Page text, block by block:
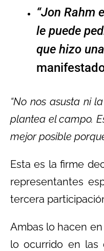
“Jon Rahm
le puede
que hizo
“No nos asusta ni
plantea el campo.
mejor posible
Esta es la firme
representantes
tercera
Ambas lo hacen
lo ocurrido en las